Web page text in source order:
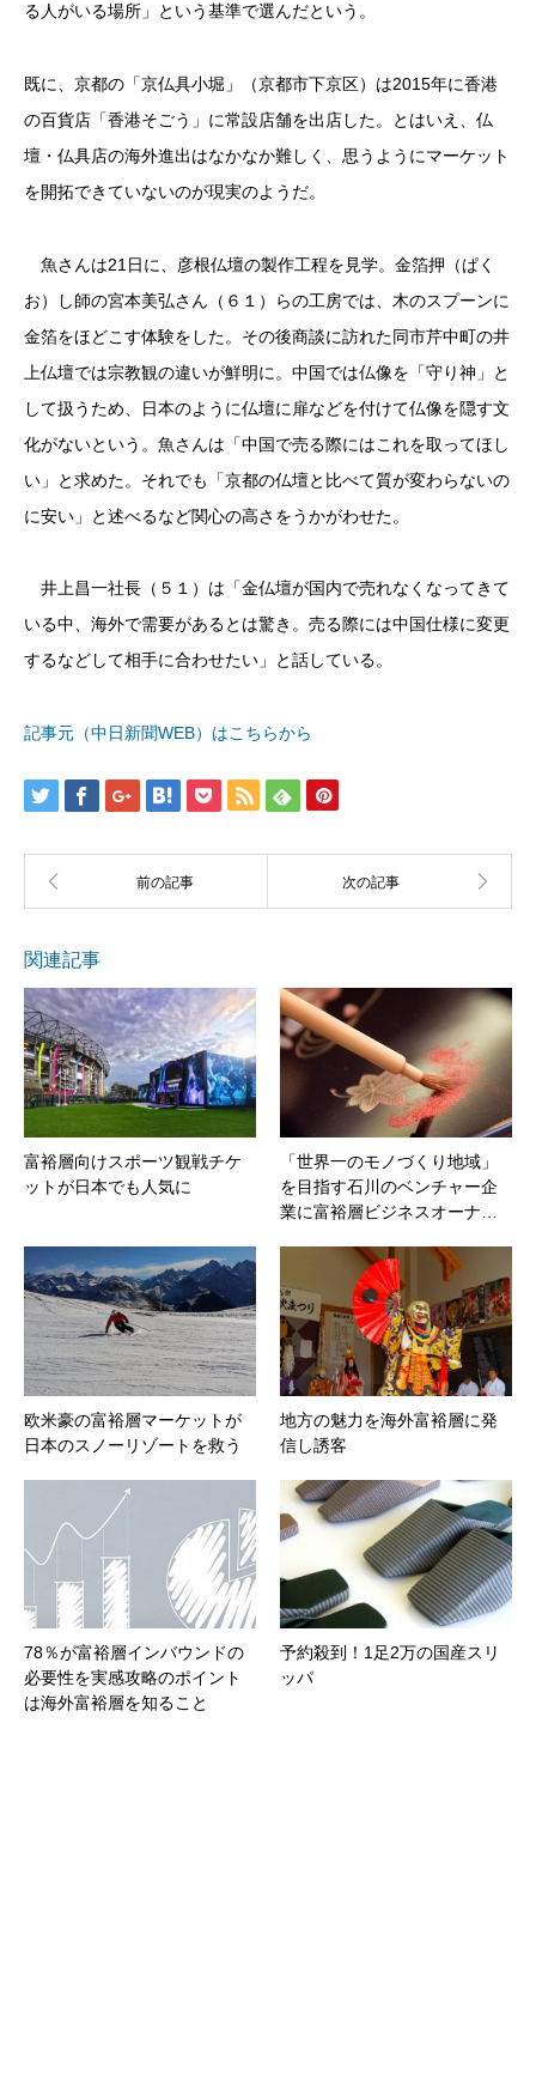
る人がいる場所」という基準で選んだという。
既に、京都の「京仏具小堀」（京都市下京区）は2015年に香港
の百貨店「香港そごう」に常設店舗を出店した。とはいえ、仏
壇・仏具店の海外進出はなかなか難しく、思うようにマーケット
を開拓できていないのが現実のようだ。
魚さんは21日に、彦根仏壇の製作工程を見学。金箔押（ぱく
お）し師の宮本美弘さん（６１）らの工房では、木のスプーンに
金箔をほどこす体験をした。その後商談に訪れた同市芹中町の井
上仏壇では宗教観の違いが鮮明に。中国では仏像を「守り神」と
して扱うため、日本のように仏壇に扉などを付けて仏像を隠す文
化がないという。魚さんは「中国で売る際にはこれを取ってほし
い」と求めた。それでも「京都の仏壇と比べて質が変わらないの
に安い」と述べるなど関心の高さをうかがわせた。
井上昌一社長（５１）は「金仏壇が国内で売れなくなってきて
いる中、海外で需要があるとは驚き。売る際には中国仕様に変更
するなどして相手に合わせたい」と話している。
記事元（中日新聞WEB）はこちらから
関連記事
富裕層向けスポーツ観戦チケ
ットが日本でも人気に
「世界一のモノづくり地域」
を目指す石川のベンチャー企
業に富裕層ビジネスオーナ…
欧米豪の富裕層マーケットが
日本のスノーリゾートを救う
地方の魅力を海外富裕層に発
信し誘客
78％が富裕層インバウンドの
必要性を実感攻略のポイント
は海外富裕層を知ること
予約殺到！1足2万の国産スリ
ッパ